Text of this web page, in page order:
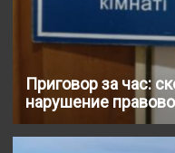
Приговор за час:
нарушение